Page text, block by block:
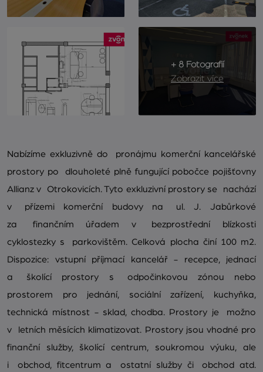
+ 8 Fotografií
Zobrazit více
Nabízíme exkluzivně do pronájmu komerční kancelářské
prostory po dlouholeté plně fungující pobočce pojišťovny
Allianz v Otrokovicích. Tyto exkluzivní prostory se nachází
v přízemi komerční budovy na ul. J. Jabůrkové
za finančním úřadem v bezprostřední blízkosti
cyklostezky s parkovištěm. Celková plocha činí 100 m2.
Dispozice: vstupní příjmací kancelář - recepce, jednací
a školící prostory s odpočinkovou zónou nebo
prostorem pro jednání, sociální zařízení, kuchyňka,
technická místnost - sklad, chodba. Prostory je možno
v letních měsících klimatizovat. Prostory jsou vhodné pro
finanční služby, školící centrum, soukromou výuku, ale
i obchod, fitcentrum a ostatní služby či obchod atd.